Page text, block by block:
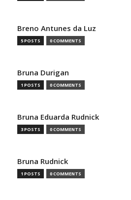
Breno Antunes da Luz
5 POSTS 0 COMMENTS
Bruna Durigan
1 POSTS 0 COMMENTS
Bruna Eduarda Rudnick
3 POSTS 0 COMMENTS
Bruna Rudnick
1 POSTS 0 COMMENTS